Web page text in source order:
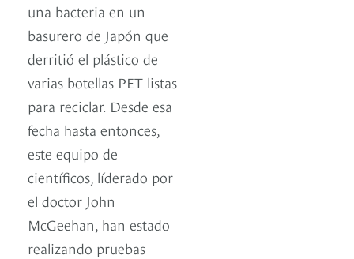
una bacteria en un
basurero de Japón que
derritió el plástico de
varias botellas PET listas
para reciclar. Desde esa
fecha hasta entonces,
este equipo de
científicos, líderado por
el doctor John
McGeehan, han estado
realizando pruebas